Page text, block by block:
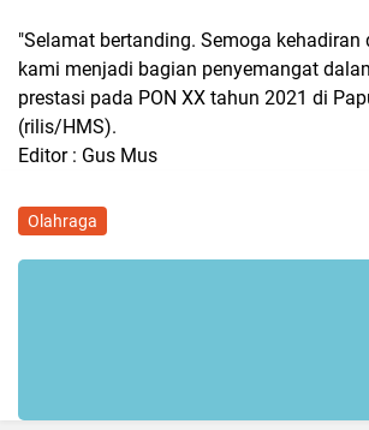
"Selamat bertanding. Semoga kehadiran
kami menjadi bagian penyemangat
prestasi pada PON XX tahun 2021 di
(rilis/HMS).
Editor : Gus Mus
Olahraga